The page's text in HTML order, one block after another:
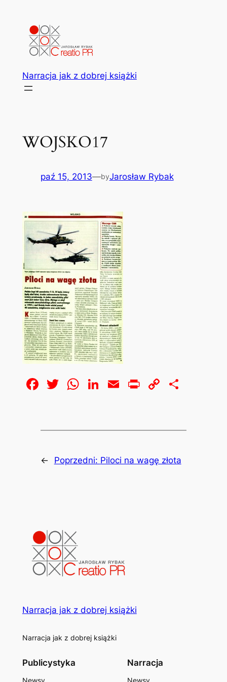
Narracja jak z dobrej książki
WOJSKO17
paź 15, 2013—byJarosław Rybak
Facebook
Twitter
WhatsApp
LinkedIn
EmailPrintCopy
← Poprzedni: Piloci na wagę złota
Narracja jak z dobrej książki
Narracja jak z dobrej książki
Publicystyka
Newsy
Narracja
Newsy